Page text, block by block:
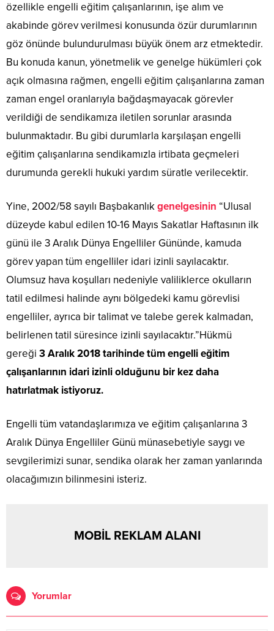
özellikle engelli eğitim çalışanlarının, işe alım ve
akabinde görev verilmesi konusunda özür durumlarının
göz önünde bulundurulması büyük önem arz etmektedir.
Bu konuda kanun, yönetmelik ve genelge hükümleri çok
açık olmasına rağmen, engelli eğitim çalışanlarına zaman
zaman engel oranlarıyla bağdaşmayacak görevler
verildiği de sendikamıza iletilen sorunlar arasında
bulunmaktadır. Bu gibi durumlarla karşılaşan engelli
eğitim çalışanlarına sendikamızla irtibata geçmeleri
durumunda gerekli hukuki yardım süratle verilecektir.
Yine, 2002/58 sayılı Başbakanlıkgenelgesinin “Ulusal
düzeyde kabul edilen 10-16 Mayıs Sakatlar Haftasının ilk
günü ile 3 Aralık Dünya Engelliler Gününde, kamuda
görev yapan tüm engelliler idari izinli sayılacaktır.
Olumsuz hava koşulları nedeniyle valiliklerce okulların
tatil edilmesi halinde aynı bölgedeki kamu görevlisi
engelliler, ayrıca bir talimat ve talebe gerek kalmadan,
belirlenen tatil süresince izinli sayılacaktır.”Hükmü
gereği 3 Aralık 2018 tarihinde tüm engelli eğitim
çalışanlarının idari izinli olduğunu bir kez daha
hatırlatmak istiyoruz.
Engelli tüm vatandaşlarımıza ve eğitim çalışanlarına 3
Aralık Dünya Engelliler Günü münasebetiyle saygı ve
sevgilerimizi sunar, sendika olarak her zaman yanlarında
olacağımızın bilinmesini isteriz.
MOBİL REKLAM ALANI
Yorumlar